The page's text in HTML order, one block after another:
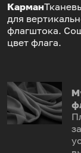
Карман
для
флагштока.
цвет флага.